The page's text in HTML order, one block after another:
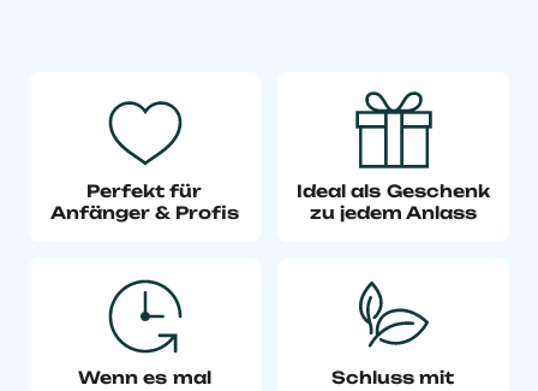
Perfekt für
Anfänger & Profis
Ideal als Geschenk
zu jedem Anlass
Wenn es mal
Schluss mit